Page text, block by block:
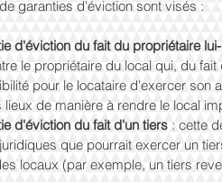
garanties d'éviction sont visés :
d'éviction du fait du propriétaire
le propriétaire du local qui, du
pour le locataire d'exercer son
lieux de manière à rendre le local
d'éviction du fait d'un tiers : cette
que pourrait exercer un
locaux (par exemple, un tiers